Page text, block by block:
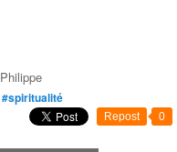
Philippe
#spiritualité
Repost 0